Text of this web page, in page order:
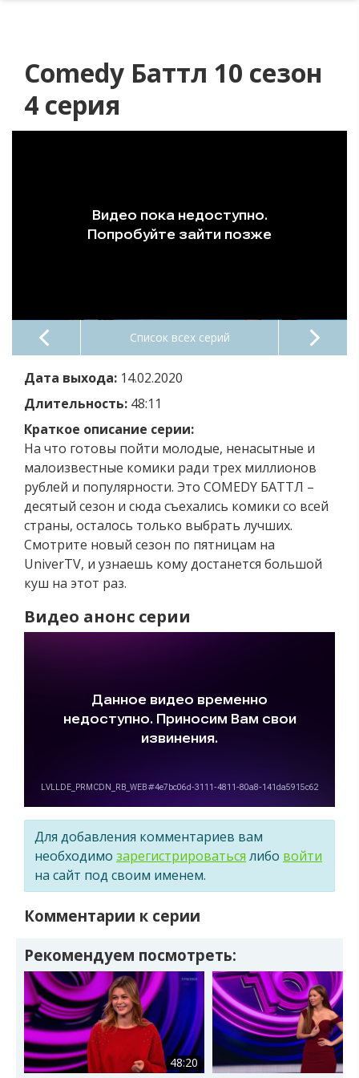
Comedy Баттл 10 сезон
4 серия
Список всех серий
Дата выхода: 14.02.2020
Длительность: 48:11
Краткое описание серии:
На что готовы пойти молодые, ненасытные и
малоизвестные комики ради трех миллионов
рублей и популярности. Это COMEDY БАТТЛ –
десятый сезон и сюда съехались комики со всей
страны, осталось только выбрать лучших.
Смотрите новый сезон по пятницам на
UniverTV, и узнаешь кому достанется большой
куш на этот раз.
Видео анонс серии
Для добавления комментариев вам
необходимо зарегистрироваться либо войти
на сайт под своим именем.
Комментарии к серии
Рекомендуем посмотреть:
48:20